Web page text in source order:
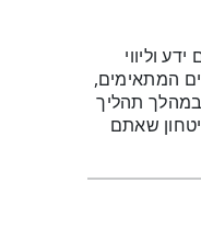
וליווי
המתאימים,
תהליך
הביטחון שאתם